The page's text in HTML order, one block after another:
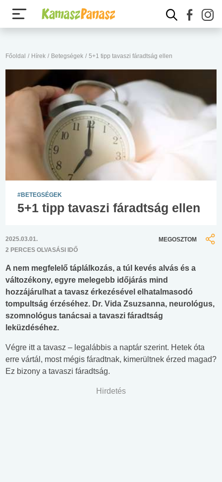
Főoldal / Hírek / Betegségek / 5+1 tipp tavaszi fáradtság ellen
#BETEGSÉGEK
5+1 tipp tavaszi fáradtság ellen
2025.03.01.
2 PERCES OLVASÁSI IDŐ
MEGOSZTOM
A nem megfelelő táplálkozás, a túl kevés alvás és a
változékony, egyre melegebb időjárás mind
hozzájárulhat a tavasz érkezésével elhatalmasodó
tompultság érzéséhez. Dr. Vida Zsuzsanna, neurológus,
szomnológus tanácsai a tavaszi fáradtság
leküzdéséhez.
Végre itt a tavasz – legalábbis a naptár szerint. Hetek óta
erre vártál, most mégis fáradtnak, kimerültnek érzed magad?
Ez bizony a tavaszi fáradtság.
Hirdetés